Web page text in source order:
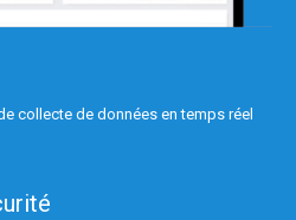
collecte de données en temps réel